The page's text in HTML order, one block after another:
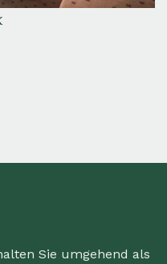
Sie umgehend als